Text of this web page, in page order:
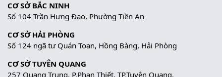
CƠ SỞ BẮC NINH
Số 104 Trần Hưng Đạo, Phường Tiền An
CƠ SỞ HẢI PHÒNG
Số 124 ngã tư Quán Toan, Hồng Bàng, Hải Phòng
CƠ SỞ TUYÊN QUANG
257 Quang Trung, P.Phan Thiết, TP.Tuyên Quang.